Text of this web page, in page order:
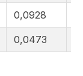
0,0928
0,0473